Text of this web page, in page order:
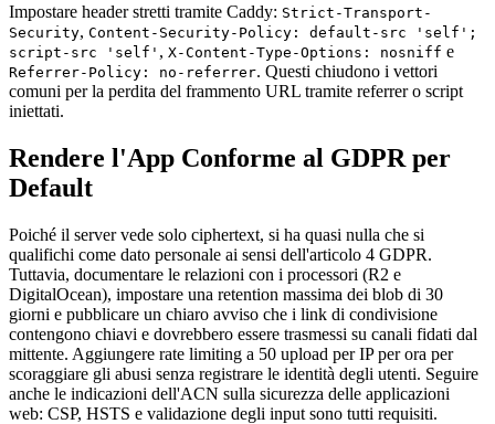
Impostare header stretti tramite Caddy: Strict-Transport-
Security, Content-Security-Policy: default-src 'self';
script-src 'self' , X-Content-Type-Options: nosniff e
Referrer-Policy: no-referrer. Questi chiudono i vettori
comuni per la perdita del frammento URL tramite referrer o script
iniettati.
Rendere l'App Conforme al GDPR per
Default
Poiché il server vede solo ciphertext, si ha quasi nulla che si
qualifichi come dato personale ai sensi dell'articolo 4 GDPR.
Tuttavia, documentare le relazioni con i processori (R2 e
DigitalOcean), impostare una retention massima dei blob di 30
giorni e pubblicare un chiaro avviso che i link di condivisione
contengono chiavi e dovrebbero essere trasmessi su canali fidati dal
mittente. Aggiungere rate limiting a 50 upload per IP per ora per
scoraggiare gli abusi senza registrare le identità degli utenti. Seguire
anche le indicazioni dell'ACN sulla sicurezza delle applicazioni
web: CSP, HSTS e validazione degli input sono tutti requisiti.